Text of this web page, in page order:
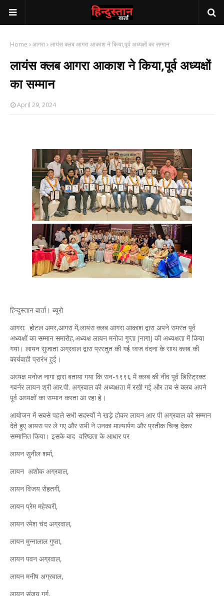
Home आगरा लायंस क्लब आगरा आकाश ने किया,पूर्व अध्यक्षों का सम्मान
लायंस क्लब आगरा आकाश ने किया,पूर्व अध्यक्षों
का सम्मान
April 29, 2024
हिन्दुस्तान वार्ता। ब्यूरो
आगरा: होटल अमर,आगरा में,लायंस क्लब आगरा आकाश द्वारा अपने समस्त पूर्व
अध्यक्षों का सम्मान समारोह,अध्यक्ष लायन मनोज गुप्ता [नागा] की अध्यक्षता में किया
गया। लायन सुजाता अग्रवाल द्वारा प्रस्तुत की गई ध्वज वंदना के साथ क्लब की
कार्यवाही प्रारंभ हुई।
अध्यक्ष मनोज नागा द्वारा बताया गया कि सन-१९९६ में क्लब की नीव पूर्व डिस्ट्रिक्ट
गवर्नर लायन श्री आर.पी. अग्रवाल की अध्यक्षता में रखी गई और तब से क्लब अपने
पूर्व अध्यक्षों का सम्मान करता आ रहा हे।
आयोजन में सबसे पहले सभी सदस्यों ने खड़े होकर लायन आर पी अग्रवाल को सम्मान
देते हुए डायस पर ले गए और सभी ने उनका माल्यार्पण और प्रतीक चिन्ह देकर
सम्मानित किया। इसके बाद वरिष्ठता के आधार पर
लायन सुनील शर्मा,
लायन अशोक अग्रवाल,
लायन विजय रोहतगी,
लायन प्रेम महेश्वरी,
लायन रमेश चंद अग्रवाल,
लायन मुन्नालाल गुप्ता,
लायन पवन अग्रवाल,
लायन मनीष अग्रवाल,
लायन संजय गर्ग,